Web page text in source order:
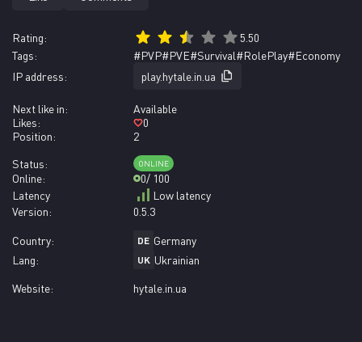
Rating:
5.50
Tags:
#PVP#PVE#Survival#RolePlay#Economy
IP address:
play.hytale.in.ua
Next like in:
Available
Likes:
0
Position:
2
Status:
ONLINE
Online: 0/ 100
Latency
Low latency
Version:
0.5.3
Country: DE Germany
Lang:
UK Ukrainian
Website: hytale.in.ua